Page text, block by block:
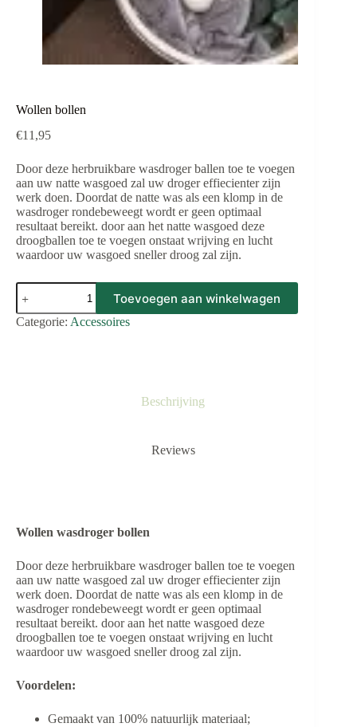
Wollen bollen
€11,95
Door deze herbruikbare wasdroger ballen toe te voegen
aan uw natte wasgoed zal uw droger effiecienter zijn
werk doen. Doordat de natte was als een klomp in de
wasdroger rondebeweegt wordt er geen optimaal
resultaat bereikt. door aan het natte wasgoed deze
droogballen toe te voegen onstaat wrijving en lucht
waardoor uw wasgoed sneller droog zal zijn.
Wollen
bollen
aantal
Toevoegen aan winkelwagen
Categorie: Accessoires
Beschrijving
Reviews
Wollen wasdroger bollen
Door deze herbruikbare wasdroger ballen toe te voegen
aan uw natte wasgoed zal uw droger effiecienter zijn
werk doen. Doordat de natte was als een klomp in de
wasdroger rondebeweegt wordt er geen optimaal
resultaat bereikt. door aan het natte wasgoed deze
droogballen toe te voegen onstaat wrijving en lucht
waardoor uw wasgoed sneller droog zal zijn.
Voordelen:
Gemaakt van 100% natuurlijk materiaal;